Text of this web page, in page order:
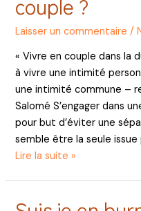
même
couple ?
Laisser un commentaire /
« Vivre en couple dans la
à vivre une intimité
une intimité commune –
Salomé S’engager dans
pour but d’éviter une
semble être la seule
Pourquoi
thérapie
Lire la suite »